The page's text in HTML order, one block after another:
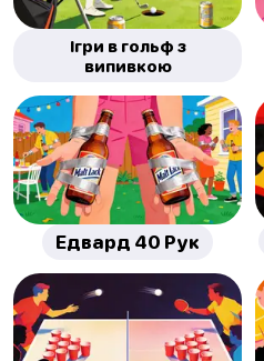
Ігри в гольф з
випивкою
Едвард 40 Рук